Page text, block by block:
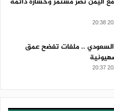
السعودي .. ملفات تفضح عمق